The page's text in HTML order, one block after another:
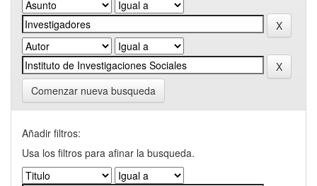
Comenzar nueva busqueda
Añadir filtros:
Usa los filtros para afinar la busqueda.